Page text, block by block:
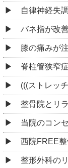
自律神経失
バネ指が改
膝の痛みが
脊柱管狭窄
(((ストレッ
整骨院とリ
当院のコン
西院FREE
整形外科の